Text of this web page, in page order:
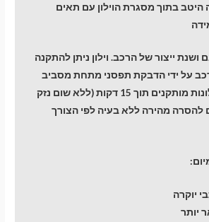
בתוך מסגרת הוילון עם תאים
ושנת ייצור של הרכב. וילון ניתן להתקנה
על ידי הדבקת תפסני מתחת מסביב
למסגרת החלון. וילונות מותקנים תוך 15 דקות (ללא שום נזק
להסרה מהירה ללא בעיה לפי הצורך
יוקרה
יותר